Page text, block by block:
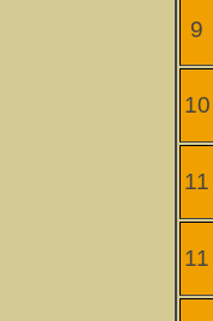
9
10
11
11